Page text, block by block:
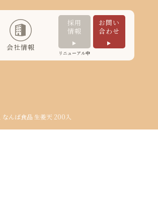
会社情報
採用
情報
リニューアル中
お問い
合わせ
なんば食品 生姜天 200入